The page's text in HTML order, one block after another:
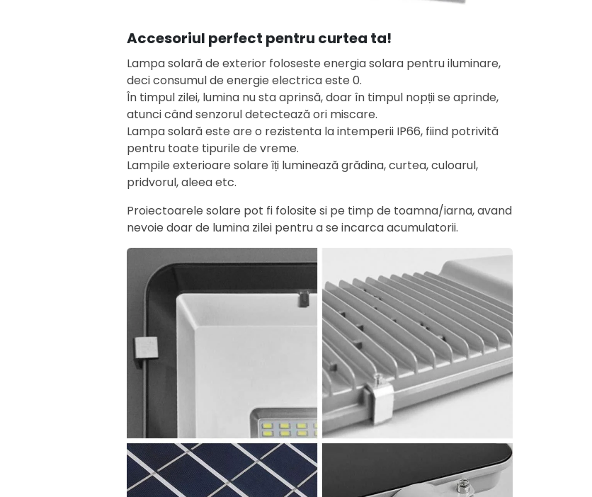
Accesoriul perfect pentru curtea ta!
Lampa solară de exterior foloseste energia solara pentru iluminare,
deci consumul de energie electrica este 0.
În timpul zilei, lumina nu sta aprinsă, doar în timpul nopții se aprinde,
atunci când senzorul detectează ori miscare.
Lampa solară este are o rezistenta la intemperii IP66, fiind potrivită
pentru toate tipurile de vreme.
Lampile exterioare solare îți luminează grădina, curtea, culoarul,
pridvorul, aleea etc.
Proiectoarele solare pot fi folosite si pe timp de toamna/iarna, avand
nevoie doar de lumina zilei pentru a se incarca acumulatorii.